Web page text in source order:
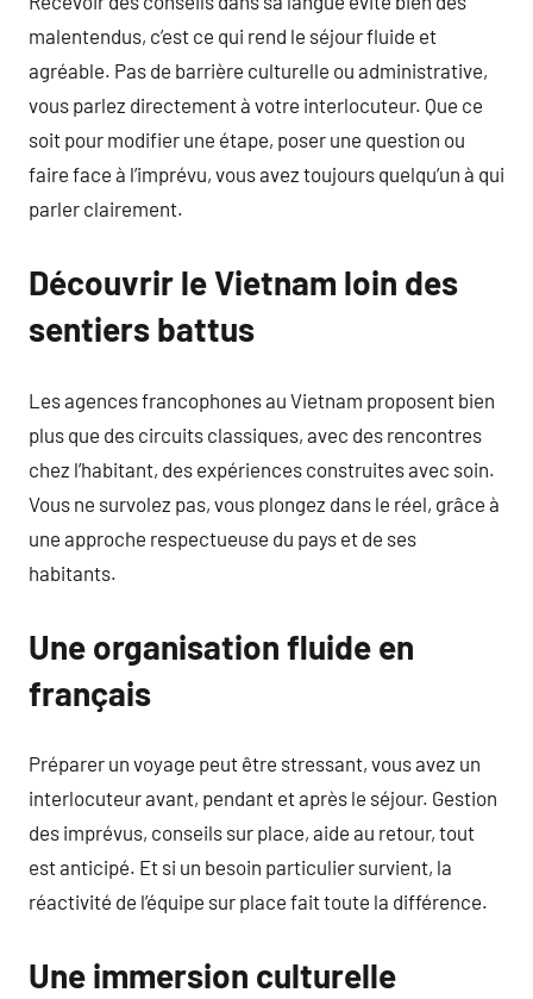
malentendus, c’est ce qui rend le séjour fluide et
agréable. Pas de barrière culturelle ou administrative,
vous parlez directement à votre interlocuteur. Que ce
soit pour modifier une étape, poser une question ou
faire face à l’imprévu, vous avez toujours quelqu’un à qui
parler clairement.
Découvrir le Vietnam loin des
sentiers battus
Les agences francophones au Vietnam proposent bien
plus que des circuits classiques, avec des rencontres
chez l’habitant, des expériences construites avec soin.
Vous ne survolez pas, vous plongez dans le réel, grâce à
une approche respectueuse du pays et de ses
habitants.
Une organisation fluide en
français
Préparer un voyage peut être stressant, vous avez un
interlocuteur avant, pendant et après le séjour. Gestion
des imprévus, conseils sur place, aide au retour, tout
est anticipé. Et si un besoin particulier survient, la
réactivité de l’équipe sur place fait toute la différence.
Une immersion culturelle